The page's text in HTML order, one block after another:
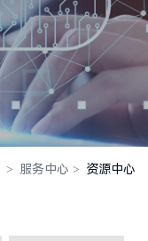
> 服务中心 > 资源中心